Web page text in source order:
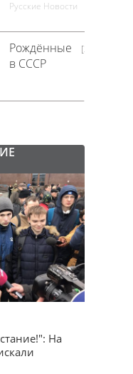
Русские Новости
Рождённые
в СССР
[30]
На